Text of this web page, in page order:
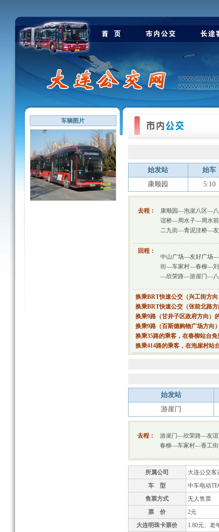
车辆图片
始发站
始车
康顺园
5:10
去程：
康顺园—泡崖八区—
谊桥—周水子—周水
二九街—青泥洼桥—
回程：
中山广场—友好广场
街—车家村—春柳—
—欣荣路—游崖门—八
换乘BRT快速公交（兴工街方
换乘BRT快速公交（张前北路
换乘9路（甘井子区政府方向）
换乘9路（百斯德购物广场方向
换乘35路的乘客，在春柳站台
换乘414路的乘客，在泡崖村站
始发站
游崖门
去程：
游崖门—欣荣路—友
春柳—车家村—香工
所属公司
大连公交客
车 型
中车电动
售票方式
无人售票
票 价
2元
大连明珠卡票价
1.80元、老